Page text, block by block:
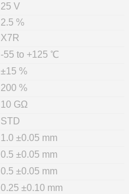
25 V
2.5 %
X7R
-55 to +125 ℃
±15 %
200 %
10 GΩ
STD
1.0 ±0.05 mm
0.5 ±0.05 mm
0.5 ±0.05 mm
0.25 ±0.10 mm